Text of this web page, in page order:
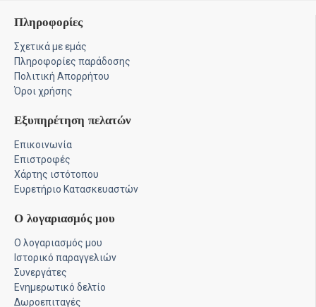
Πληροφορίες
Σχετικά με εμάς
Πληροφορίες παράδοσης
Πολιτική Απορρήτου
Όροι χρήσης
Εξυπηρέτηση πελατών
Επικοινωνία
Επιστροφές
Χάρτης ιστότοπου
Ευρετήριο Κατασκευαστών
Ο λογαριασμός μου
Ο λογαριασμός μου
Ιστορικό παραγγελιών
Συνεργάτες
Ενημερωτικό δελτίο
Δωροεπιταγές